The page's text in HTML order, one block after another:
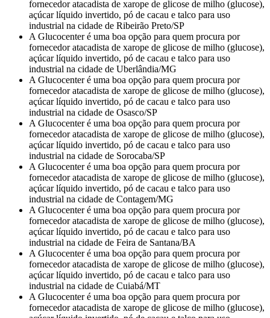
fornecedor atacadista de xarope de glicose de milho (glucose),
açúcar líquido invertido, pó de cacau e talco para uso
industrial na cidade de Ribeirão Preto/SP
A Glucocenter é uma boa opção para quem procura por
fornecedor atacadista de xarope de glicose de milho (glucose),
açúcar líquido invertido, pó de cacau e talco para uso
industrial na cidade de Uberlândia/MG
A Glucocenter é uma boa opção para quem procura por
fornecedor atacadista de xarope de glicose de milho (glucose),
açúcar líquido invertido, pó de cacau e talco para uso
industrial na cidade de Osasco/SP
A Glucocenter é uma boa opção para quem procura por
fornecedor atacadista de xarope de glicose de milho (glucose),
açúcar líquido invertido, pó de cacau e talco para uso
industrial na cidade de Sorocaba/SP
A Glucocenter é uma boa opção para quem procura por
fornecedor atacadista de xarope de glicose de milho (glucose),
açúcar líquido invertido, pó de cacau e talco para uso
industrial na cidade de Contagem/MG
A Glucocenter é uma boa opção para quem procura por
fornecedor atacadista de xarope de glicose de milho (glucose),
açúcar líquido invertido, pó de cacau e talco para uso
industrial na cidade de Feira de Santana/BA
A Glucocenter é uma boa opção para quem procura por
fornecedor atacadista de xarope de glicose de milho (glucose),
açúcar líquido invertido, pó de cacau e talco para uso
industrial na cidade de Cuiabá/MT
A Glucocenter é uma boa opção para quem procura por
fornecedor atacadista de xarope de glicose de milho (glucose),